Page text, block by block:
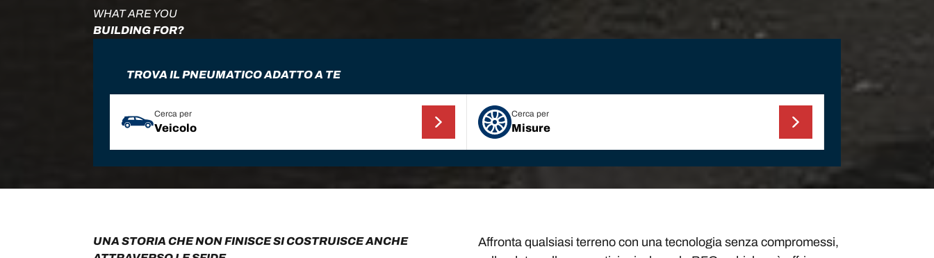
WHAT ARE YOU
BUILDING FOR?
TROVA IL PNEUMATICO ADATTO A TE
Cerca per
Veicolo
Cerca per
Misure
UNA STORIA CHE NON FINISCE SI COSTRUISCE ANCHE
Affronta qualsiasi terreno con una tecnologia senza compromessi,